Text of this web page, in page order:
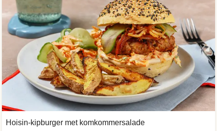
Hoisin-kipburger met komkommersalade